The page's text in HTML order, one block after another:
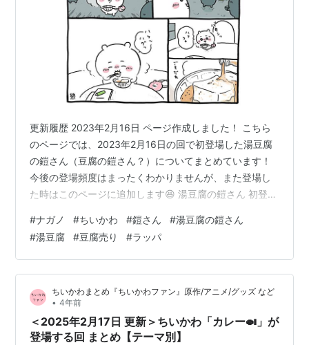
更新履歴 2023年2月16日 ページ作成しました！ こちら
のページでは、2023年2月16日の回で初登場した湯豆腐
の鎧さん（豆腐の鎧さん？）についてまとめています！
今後の登場頻度はまったくわかりませんが、また登場し
た時はこのページに追加します😆 湯豆腐の鎧さん 初登
ので、公式ではありません。予めご了承ください。 湯豆
腐の鎧さん 初登場！ 【2023/2/16】 新たな鎧さんが登場
しました！正式名はまだわかりませんが、湯豆腐の鎧さ
んって感じでしょうか？色は薬局の鎧さん（この回に登
場）に似ていますが、こちらの鎧さんのほうがちょっと
だけ薄いかも…
#ナガノ #ちいかわ #鎧さん #湯豆腐の鎧さん
#湯豆腐 #豆腐売り #ラッパ
ちいかわまとめ『ちいかわファン』原作/アニメ/グッズ など
• 4年前
＜2025年2月17日 更新＞ちいかわ「カレー🍛」が
登場する回 まとめ【テーマ別】